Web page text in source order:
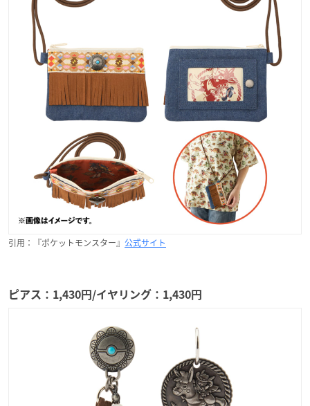
引用：『ポケットモンスター』 公式サイト
ピアス：1,430円/イヤリング：1,430円